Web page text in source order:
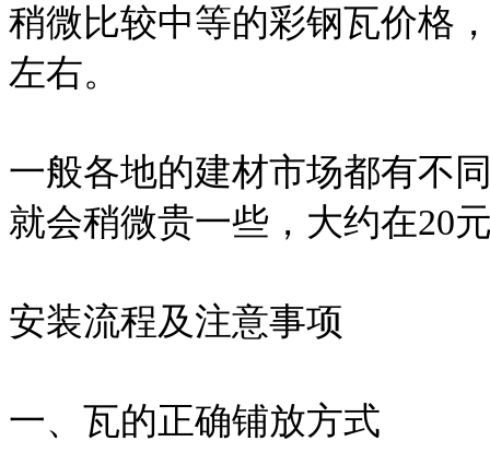
稍微比较中等的彩钢瓦价格
左右。
一般各地的建材市场都有不
就会稍微贵一些，大约在20
安装流程及注意事项
一、瓦的正确铺放方式